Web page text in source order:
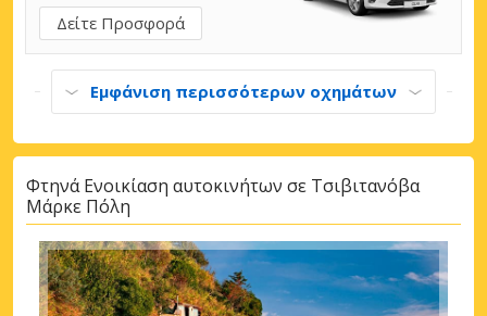
Δείτε Προσφορά
Εμφάνιση περισσότερων οχημάτων
Φτηνά Ενοικίαση αυτοκινήτων σε Τσιβιτανόβα
Μάρκε Πόλη